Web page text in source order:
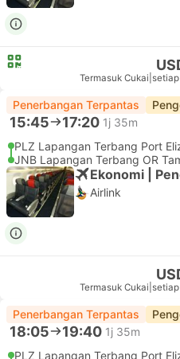
Termasuk Cukai
Penerbangan Terpantas
15:45 17:20 1j 35m
PLZ Lapangan Terbang Port
JNB Lapangan Terbang OR
Ekonomi |
Airlink
Termasuk Cukai
Penerbangan Terpantas
18:05 19:40 1j 35m
PLZ Lapangan Terbang Port